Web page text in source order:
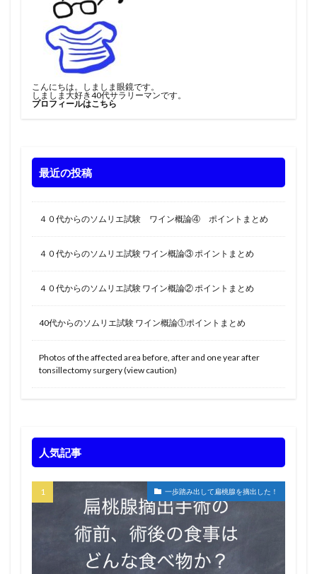
こんにちは。しましま眼鏡です。
しましま大好き40代サラリーマンです。
プロフィールはこちら
最近の投稿
４０代からのソムリエ試験 ワイン概論④ ポイントまとめ
４０代からのソムリエ試験 ワイン概論③ ポイントまとめ
４０代からのソムリエ試験 ワイン概論② ポイントまとめ
40代からのソムリエ試験 ワイン概論①ポイントまとめ
Photos of the affected area before, after and one year after
tonsillectomy surgery (view caution)
人気記事
一歩踏み出して扁桃腺を摘出した！